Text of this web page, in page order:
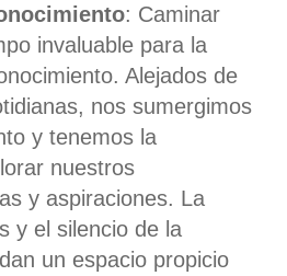
: Caminar
invaluable para la
Alejados de
nos sumergimos
y tenemos la
nuestros
y aspiraciones. La
y el silencio de la
un espacio propicio